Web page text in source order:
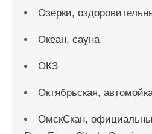
Озерки,
Океан, сауна
ОКЗ
Октябрьская,
ОмскСкан,